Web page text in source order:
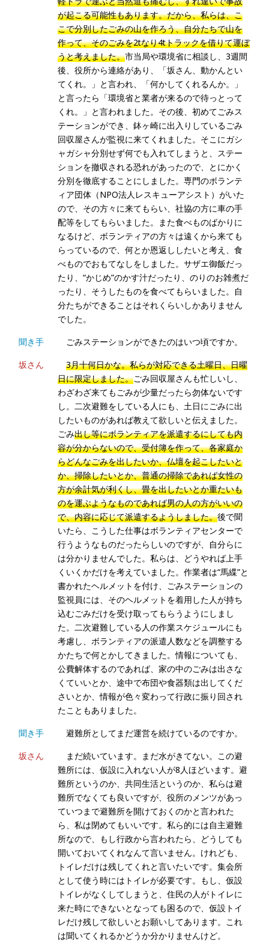
が起こる可能性もあります。だから、私らは、こ
こで分別したごみの山を作ろう、自分たちで山を
作って、そのごみを2tなり4tトラックを借りて運ぼ
うと考えました。市当局や環境省に相談し、3週間
後、役所から連絡があり、「坂さん、動かんとい
てくれ。」と言われ、「何かしてくれるんか。」
と言ったら「環境省と業者が来るので待っとって
くれ。」と言われました。その後、初めてごみス
テーションができ、鉢ヶ崎に出入りしているごみ
回収屋さんが監視に来てくれました。そこにガシ
ャガシャ分別せず何でも入れてしまうと、ステー
ションを撤収される恐れがあったので、とにかく
分別を徹底することにしました。専門のボランテ
ィア団体（NPO法人レスキューアシスト）がいた
ので、その方々に来てもらい、社協の方に車の手
配等をしてもらいました。また食べものばかりに
なるけど、ボランティアの方々は遠くから来ても
らっているので、何とか恩返ししたいと考え、食
べものでおもてなしをしました。サザエ御飯だっ
たり、“かじめ”のかす汁だったり、のりのお雑煮だ
ったり、そうしたものを食べてもらいました。自
分たちができることはそれくらいしかありません
でした。
聞き手
ごみステーションができたのはいつ頃ですか。
坂さん
3月十何日かな。私らが対応できる土曜日、日曜
日に限定しました。ごみ回収屋さんも忙しいし、
わざわざ来てもごみが少量だったら勿体ないです
し。二次避難をしている人にも、土日にごみに出
したいものがあれば教えて欲しいと伝えました。
ごみ出し等にボランティアを派遣するにしても内
容が分からないので、受付簿を作って、各家庭か
らどんなごみを出したいか、仏壇を起こしたいと
か、掃除したいとか、普通の掃除であれば女性の
方が余計気が利くし、畳を出したいとか重たいも
のを運ぶようなものであれば男の人の方がいいの
で、内容に応じて派遣するようしました。後で聞
いたら、こうした仕事はボランティアセンターで
行うようなものだったらしいのですが、自分らに
は分かりませんでした。私らは、どうやれば上手
くいくかだけを考えていました。作業者は“馬緤”と
書かれたヘルメットを付け、ごみステーションの
監視員には、そのヘルメットを着用した人が持ち
込むごみだけを受け取ってもらうようにしまし
た。二次避難している人の作業スケジュールにも
考慮し、ボランティアの派遣人数などを調整する
かたちで何とかしてきました。情報についても、
公費解体するのであれば、家の中のごみは出さな
くていいとか、途中で布団や食器類は出してくだ
さいとか、情報が色々変わって行政に振り回され
たこともありました。
聞き手
避難所としてまだ運営を続けているのですか。
坂さん
まだ続いています。まだ水がきてない。この避
難所には、仮設に入れない人が8人ほどいます。避
難所というのか、共同生活というのか、私らは避
難所でなくても良いですが、役所のメンツがあっ
ていつまで避難所を開けておくのかと言われた
ら、私は閉めてもいいです。私ら的には自主避難
所なので、もし行政から言われたら、どうしても
開いておいてくれなんて言いません。けれども、
トイレだけは残してくれと言いたいです。集会所
として使う時にはトイレが必要です。もし、仮設
トイレがなくしてしまうと、住民の人がトイレに
来た時にできないとなっても困るので、仮設トイ
レだけ残して欲しいとお願いしてあります。これ
は聞いてくれるかどうか分かりませんけど。